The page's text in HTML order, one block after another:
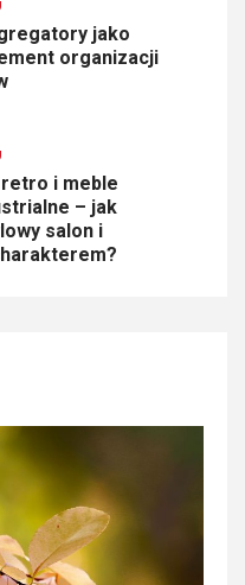
jako
organizacji
i meble
– jak
salon i